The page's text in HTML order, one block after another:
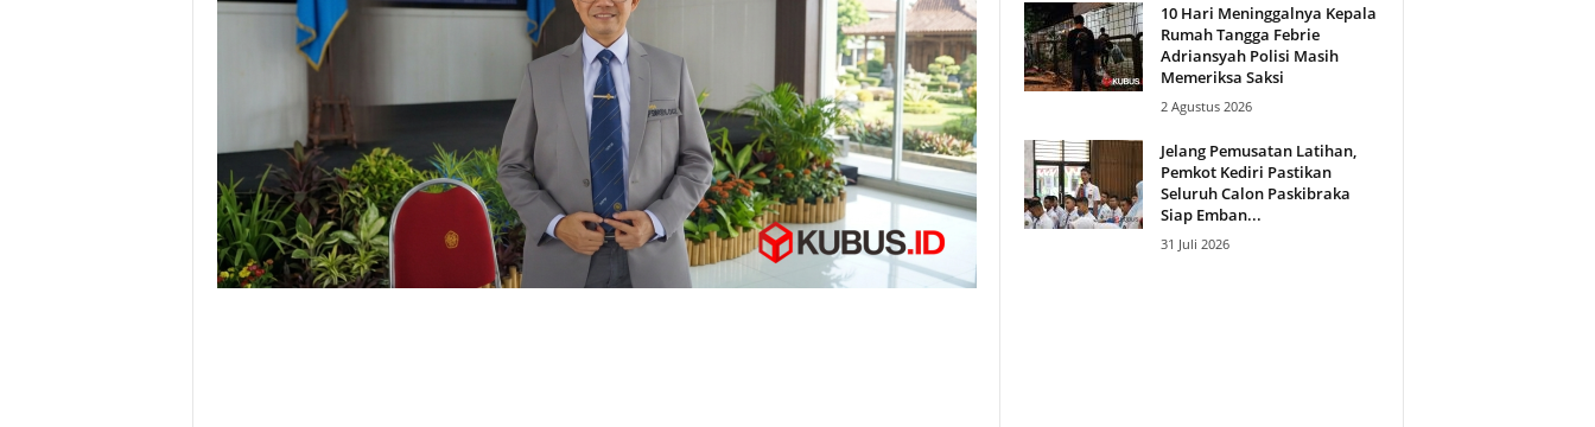
10 Hari Meninggalnya Kepala
Rumah Tangga Febrie
Adriansyah Polisi Masih
Memeriksa Saksi
2 Agustus 2026
Jelang Pemusatan Latihan,
Pemkot Kediri Pastikan
Seluruh Calon Paskibraka
Siap Emban...
31 Juli 2026